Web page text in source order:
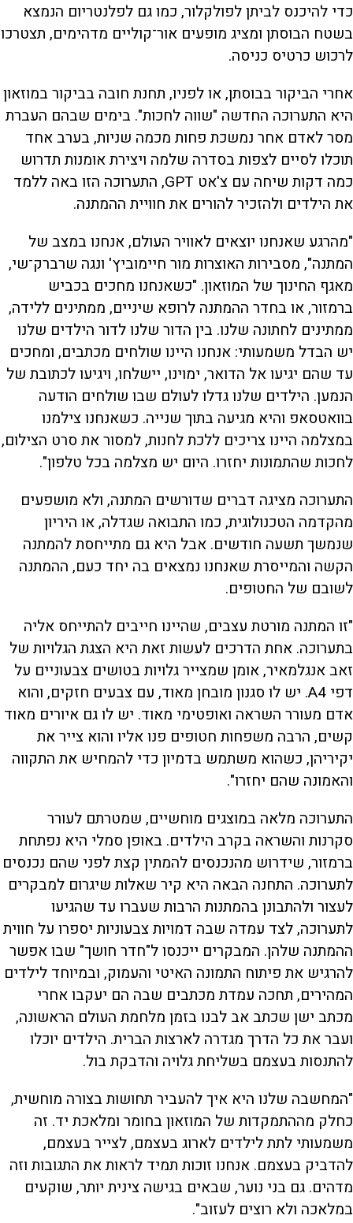
כדי להיכנס לביתן לפולקלור, כמו גם לפלנטריום הנמצא
בשטח הבוסתן ומציג מופעים אור־קוליים מדהימים, תצטרכו
לרכוש כרטיס כניסה.
אחרי הביקור בבוסתן, או לפניו, תחנת חובה בביקור במוזאון
היא התערוכה החדשה "שווה לחכות". בימים שבהם העברת
מסר לאדם אחר נמשכת פחות מכמה שניות, בערב אחד
תוכלו לסיים לצפות בסדרה שלמה ויצירת אומנות תדרוש
כמה דקות שיחה עם צ'אט GPT, התערוכה הזו באה ללמד
את הילדים ולהזכיר להורים את חוויית ההמתנה.
"מהרגע שאנחנו יוצאים לאוויר העולם, אנחנו במצב של
המתנה", מסבירות האוצרות מור חיימוביץ' ונגה שרברק־שי,
מאגף החינוך של המוזאון. "כשאנחנו מחכים בכביש
ברמזור, או בחדר ההמתנה לרופא שיניים, ממתינים ללידה,
ממתינים לחתונה שלנו. בין הדור שלנו לדור הילדים שלנו
יש הבדל משמעותי: אנחנו היינו שולחים מכתבים, ומחכים
עד שהם יגיעו אל הדואר, ימוינו, יישלחו, ויגיעו לכתובת של
הנמען. הילדים שלנו גדלו לעולם שבו שולחים הודעה
בוואטסאפ והיא מגיעה בתוך שנייה. כשאנחנו צילמנו
במצלמה היינו צריכים ללכת לחנות, למסור את סרט הצילום,
לחכות שהתמונות יחזרו. היום יש מצלמה בכל טלפון".
התערוכה מציגה דברים שדורשים המתנה, ולא מושפעים
מהקדמה הטכנולוגית, כמו התבואה שגדלה, או היריון
שנמשך תשעה חודשים. אבל היא גם מתייחסת להמתנה
הקשה והמייסרת שאנחנו נמצאים בה יחד כעם, ההמתנה
לשובם של החטופים.
"זו המתנה מורטת עצבים, שהיינו חייבים להתייחס אליה
בתערוכה. אחת הדרכים לעשות זאת היא הצגת הגלויות של
זאב אנגלמאיר, אומן שמצייר גלויות בטושים צבעוניים על
דפי A4. יש לו סגנון מובחן מאוד, עם צבעים חזקים, והוא
אדם מעורר השראה ואופטימי מאוד. יש לו גם איורים מאוד
קשים, הרבה משפחות חטופים פנו אליו והוא צייר את
יקיריהן, כשהוא משתמש בדמיון כדי להמחיש את התקווה
והאמונה שהם יחזרו".
התערוכה מלאה במוצגים מוחשיים, שמטרתם לעורר
סקרנות והשראה בקרב הילדים. באופן סמלי היא נפתחת
ברמזור, שידרוש מהנכנסים להמתין קצת לפני שהם נכנסים
לתערוכה. התחנה הבאה היא קיר שאלות שיגרום למבקרים
לעצור ולהתבונן בהמתנות הרבות שעברו עד שהגיעו
לתערוכה, לצד עמדה שבה דמויות צבעוניות יספרו על חווית
ההמתנה שלהן. המבקרים ייכנסו ל"חדר חושך" שבו אפשר
להרגיש את פיתוח התמונה האיטי והעמוק, ובמיוחד לילדים
המהירים, תחכה עמדת מכתבים שבה הם יעקבו אחרי
מכתב ישן שכתב אב לבנו בזמן מלחמת העולם הראשונה,
ועבר את כל הדרך מגדרה לארצות הברית. הילדים יוכלו
להתנסות בעצמם בשליחת גלויה והדבקת בול.
"המחשבה שלנו היא איך להעביר תחושות בצורה מוחשית,
כחלק מההתמקדות של המוזאון בחומר ומלאכת יד. זה
משמעותי לתת לילדים לארוג בעצמם, לצייר בעצמם,
להדביק בעצמם. אנחנו זוכות תמיד לראות את התגובות וזה
מדהים. גם בני נוער, שבאים בגישה צינית יותר, שוקעים
במלאכה ולא רוצים לעזוב".